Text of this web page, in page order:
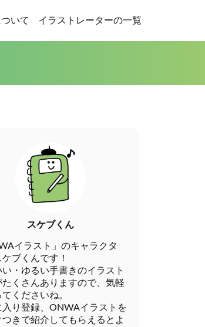
いて イラストレーターの一覧
スケブくん
イラスト」のキャラクタ
ブくんです！
・ゆるい手書きのイラスト
たくさんありますので、気軽
くださいね。
入り登録、ONWAイラストを
つきで紹介してもらえるとよ